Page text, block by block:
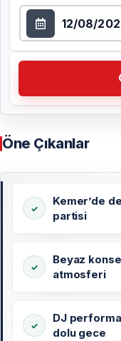
Tarih seçin
Kontrol et Tercih
Öne Çıkanlar
Kemer’de
partisi
Beyaz
atmosferi
DJ
dolu gece